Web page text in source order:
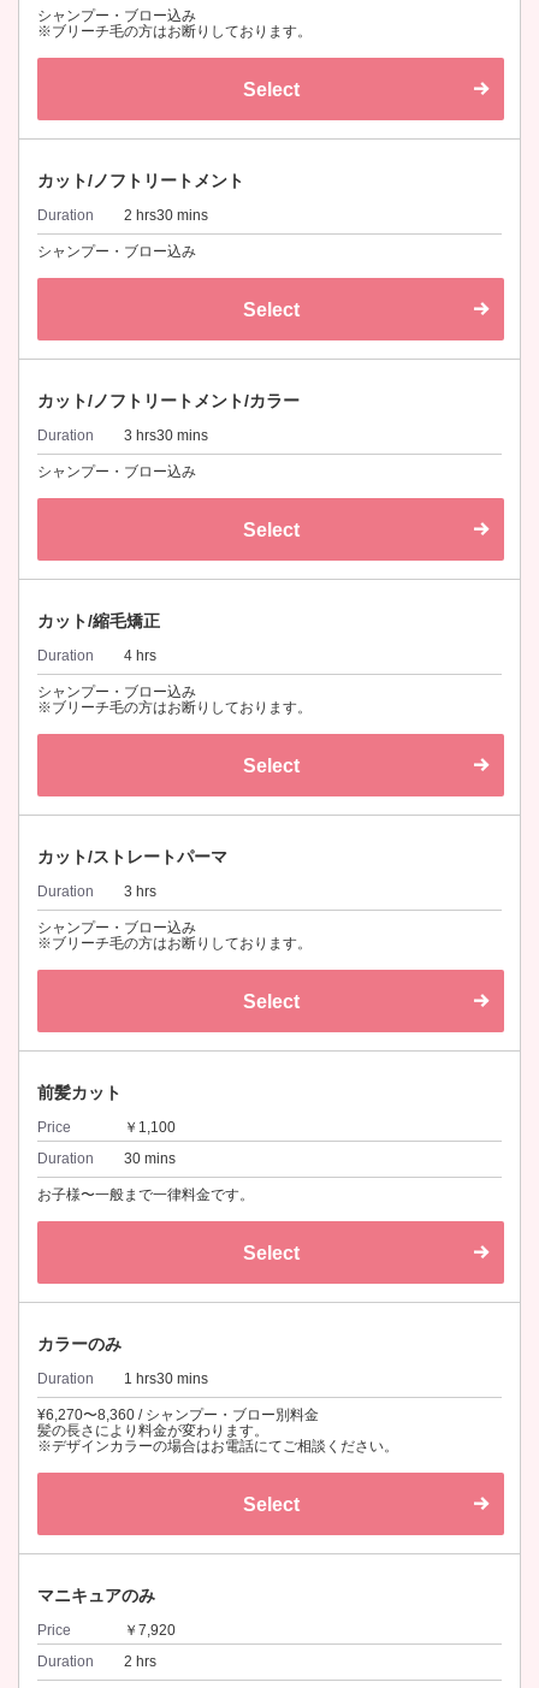
シャンプー・ブロー込み
※ブリーチ毛の方はお断りしております。
Select
カット/ノフトリートメント
Duration 2 hrs30 mins
シャンプー・ブロー込み
Select
カット/ノフトリートメント/カラー
Duration 3 hrs30 mins
シャンプー・ブロー込み
Select
カット/縮毛矯正
Duration 4 hrs
シャンプー・ブロー込み
※ブリーチ毛の方はお断りしております。
Select
カット/ストレートパーマ
Duration 3 hrs
シャンプー・ブロー込み
※ブリーチ毛の方はお断りしております。
Select
前髪カット
Price
￥1,100
Duration
30 mins
お子様〜一般まで一律料金です。
Select
カラーのみ
Duration 1 hrs30 mins
¥6,270〜8,360 / シャンプー・ブロー別料金
髪の長さにより料金が変わります。
※デザインカラーの場合はお電話にてご相談ください。
Select
マニキュアのみ
Price
￥7,920
Duration
2 hrs